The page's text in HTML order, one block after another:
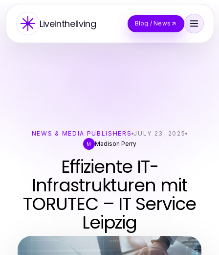
Liveintheliving Blog / News
NEWS & MEDIA PUBLISHERS JULY 23, 2025
M Madison Perry
Effiziente IT-
Infrastrukturen mit
TORUTEC – IT Service
Leipzig